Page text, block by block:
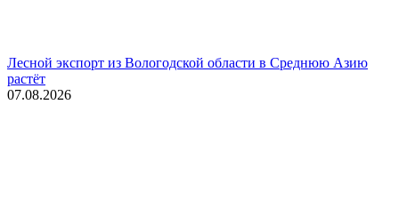
Лесной экспорт из Вологодской области в Среднюю Азию
растёт
07.08.2026